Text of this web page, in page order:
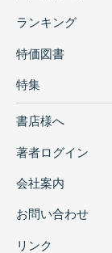
ランキング
特価図書
特集
書店様へ
著者ログイン
会社案内
お問い合わせ
リンク